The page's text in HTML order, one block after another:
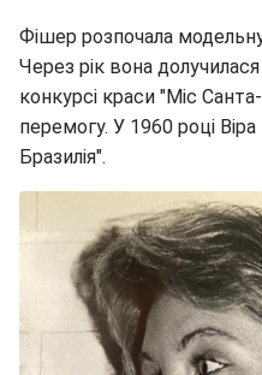
Фішер розпочала
Через рік вона
конкурсі краси "Міс
перемогу. У 1960 році
Бразилія".